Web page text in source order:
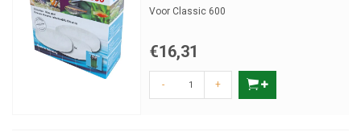
Voor Classic 600
€16,31
- +